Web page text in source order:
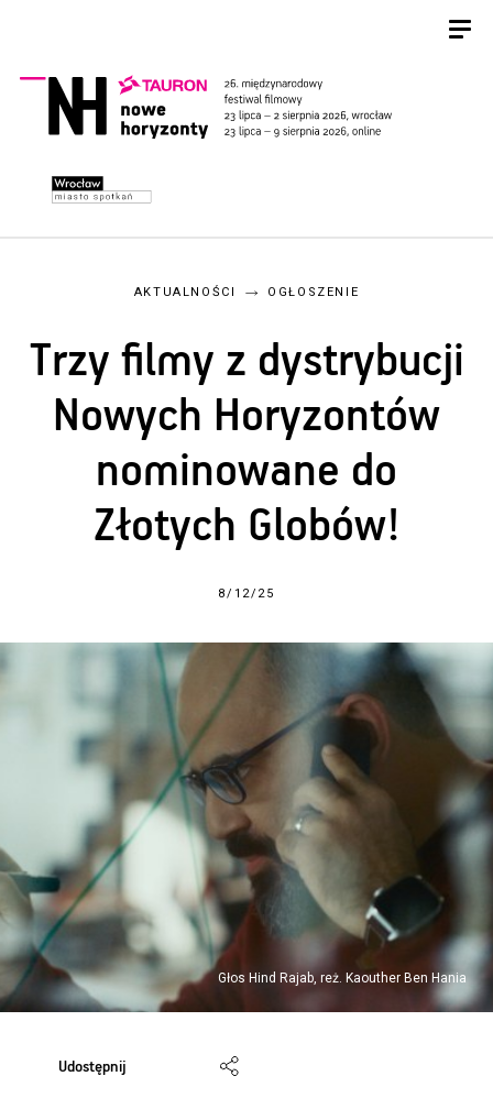
AKTUALNOŚCI OGŁOSZENIE
Trzy filmy z dystrybucji
Nowych Horyzontów
nominowane do
Złotych Globów!
8/12/25
Głos Hind Rajab, reż. Kaouther Ben Hania
Udostępnij